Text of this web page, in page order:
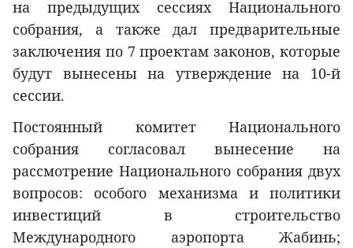
на предыдущих сессиях Национального
собрания, а также дал предварительные
заключения по 7 проектам законов, которые
будут вынесены на утверждение на 10-й
сессии.
Постоянный комитет Национального
собрания согласовал вынесение на
рассмотрение Национального собрания двух
вопросов: особого механизма и политики
инвестиций в строительство
Международного аэропорта Жабинь;